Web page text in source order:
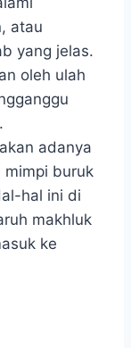
atau
yang jelas.
oleh ulah
adanya
mimpi buruk
hal ini di
makhluk
ke